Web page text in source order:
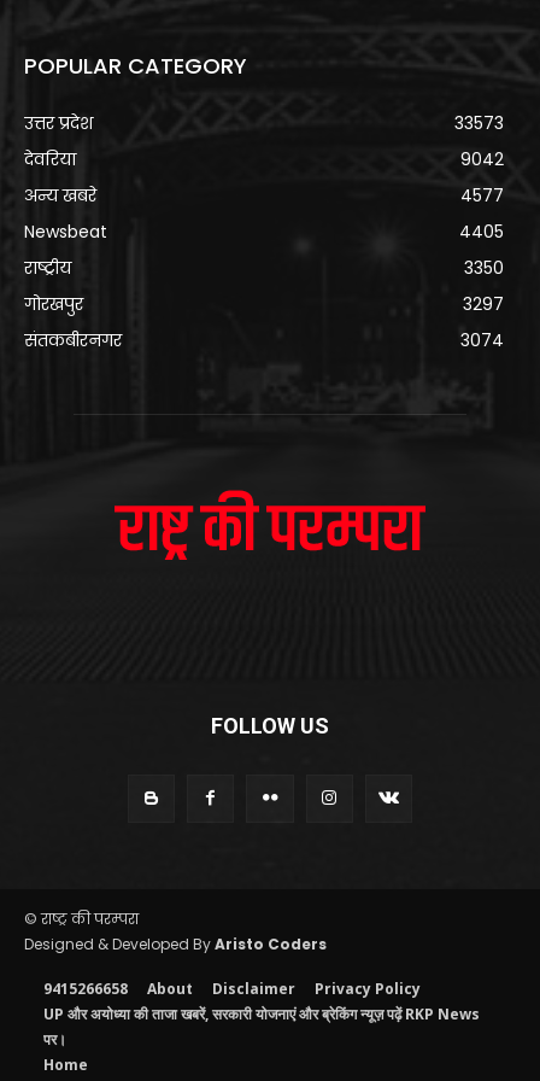
POPULAR CATEGORY
उत्तर प्रदेश
33573
देवरिया
9042
अन्य खबरे
4577
Newsbeat
4405
राष्ट्रीय
3350
गोरखपुर
3297
संतकबीरनगर
3074
FOLLOW US
© राष्ट्र की परम्परा
Designed & Developed ByAristo Coders
9415266658 About Disclaimer
Privacy Policy
UP और अयोध्या की ताजा खबरें, सरकारी योजनाएं और ब्रेकिंग न्यूज़ पढ़ें RKP News
पर।
Home